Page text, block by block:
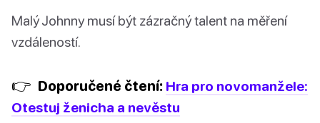
Malý Johnny musí být zázračný talent na měření
vzdáleností.
👉 Doporučené čtení: Hra pro novomanžele:
Otestuj ženicha a nevěstu